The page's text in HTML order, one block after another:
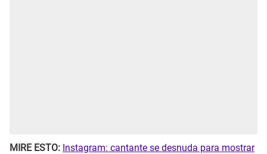
MIRE ESTO: Instagram: cantante se desnuda para mostrar